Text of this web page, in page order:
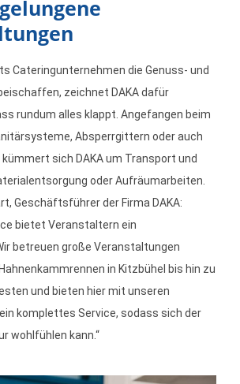
Cateringunternehmen die Genuss- und
zeichnet DAKA dafür
rundum alles klappt. Angefangen beim
Absperrgittern oder auch
sich DAKA um Transport und
oder Aufräumarbeiten.
Geschäftsführer der Firma DAKA:
bietet Veranstaltern ein
betreuen große Veranstaltungen
in Kitzbühel bis hin zu
und bieten hier mit unseren
komplettes Service, sodass sich der
wohlfühlen kann.“